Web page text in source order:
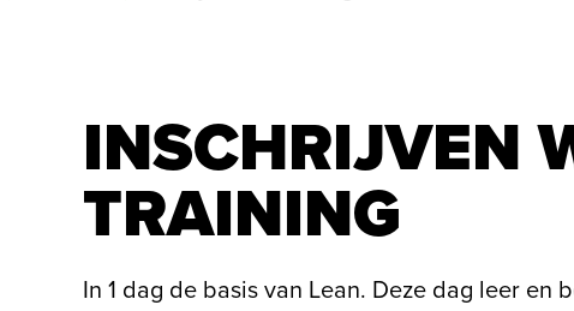
INSCHRIJVEN
TRAINING
In 1 dag de basis van Lean. Deze dag leer en